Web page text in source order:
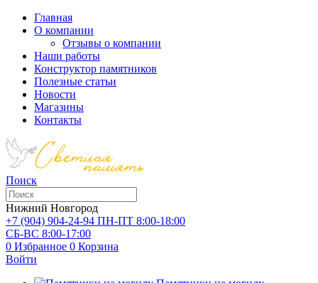
Главная
О компании
Отзывы о компании
Наши работы
Конструктор памятников
Полезные статьи
Новости
Магазины
Контакты
Поиск
Нижний Новгород
+7 (904) 904-24-94 ПН-ПТ 8:00-18:00
СБ-ВС 8:00-17:00
0 Избранное 0 Корзина
Войти